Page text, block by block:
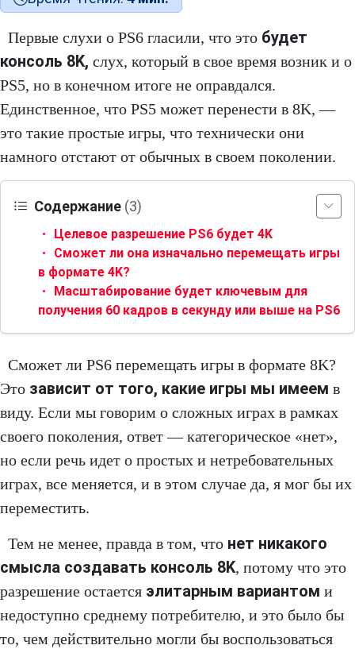
Первые слухи о PS6 гласили, что это будет
консоль 8K, слух, который в свое время возник и о
PS5, но в конечном итоге не оправдался.
Единственное, что PS5 может перенести в 8K, —
это такие простые игры, что технически они
намного отстают от обычных в своем поколении.
Содержание (3)
Целевое разрешение PS6 будет 4K
Сможет ли она изначально перемещать игры
в формате 4K?
Масштабирование будет ключевым для
получения 60 кадров в секунду или выше на PS6
Сможет ли PS6 перемещать игры в формате 8K?
Это зависит от того, какие игры мы имеем в
виду. Если мы говорим о сложных играх в рамках
своего поколения, ответ — категорическое «нет»,
но если речь идет о простых и нетребовательных
играх, все меняется, и в этом случае да, я мог бы их
переместить.
Тем не менее, правда в том, что нет никакого
смысла создавать консоль 8K, потому что это
разрешение остается элитарным вариантом и
недоступно среднему потребителю, и это было бы
то, чем действительно могли бы воспользоваться